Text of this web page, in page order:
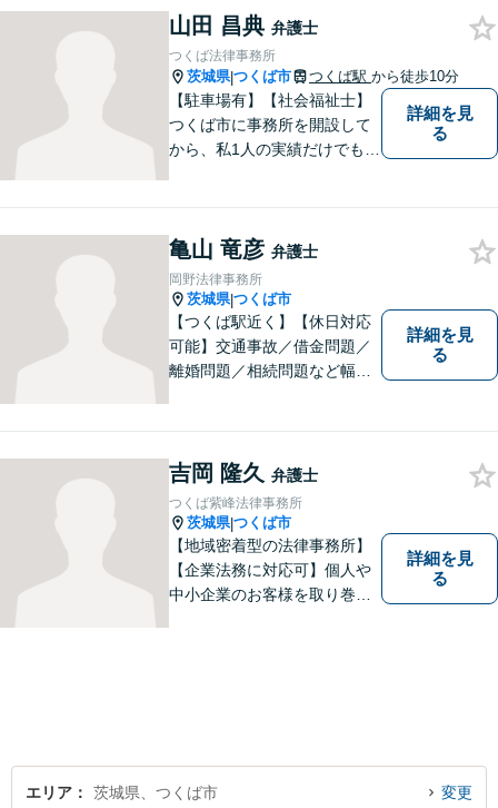
実・迅速・丁寧な事件処理を
心掛けています。
山田 昌典 弁護士
つくば法律事務所
茨城県|つくば市 つくば駅 から徒歩10分
【駐車場有】【社会福祉士】
つくば市に事務所を開設して
から、私1人の実績だけでも、
もっと身近に、相談をもっと
気軽に」を心がけております
ので、お気軽にご相談くださ
い。
詳細を見
る
亀山 竜彦 弁護士
岡野法律事務所
茨城県|つくば市
【つくば駅近く】【休日対応
可能】交通事故／借金問題／
離婚問題／相続問題など幅広
実現するために精一杯努力い
たします。お気軽にご相談く
ださい。
詳細を見
る
吉岡 隆久 弁護士
つくば紫峰法律事務所
茨城県|つくば市
【地域密着型の法律事務所】
【企業法務に対応可】個人や
中小企業のお客様を取り巻く
詳細を見
る
エリア 茨城県、つくば市 変更